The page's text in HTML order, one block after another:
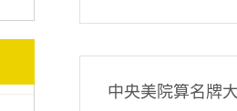
中央美院算名牌